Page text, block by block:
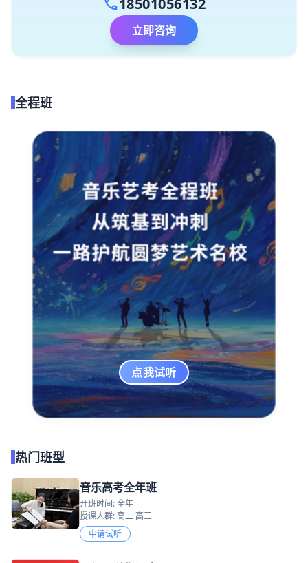
call
立即咨询
全程班
点我试听
热门班型
音乐高考全年班
开班时间: 全年
授课人群: 高二 高三
申请试听